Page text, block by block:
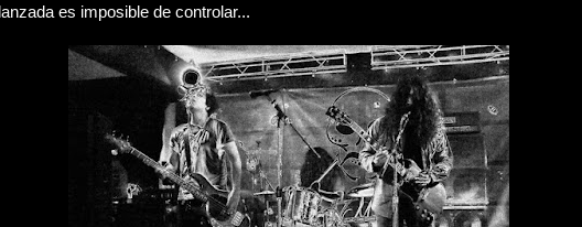
lanzada es imposible de controlar...